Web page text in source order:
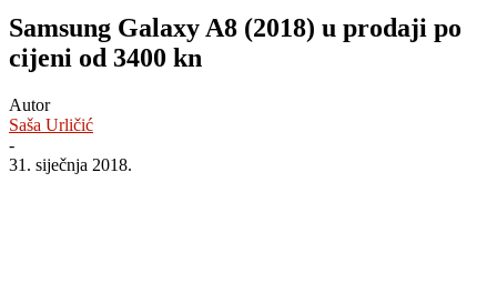
Samsung Galaxy A8 (2018) u prodaji po
cijeni od 3400 kn
Autor
Saša Urličić
-
31. siječnja 2018.